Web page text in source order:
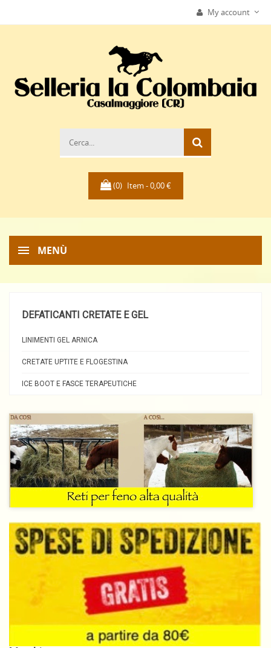
My account
(0) Item -0,00 €
MENÙ
DEFATICANTI CRETATE E GEL
LINIMENTI GEL ARNICA
CRETATE UPTITE E FLOGESTINA
ICE BOOT E FASCE TERAPEUTICHE